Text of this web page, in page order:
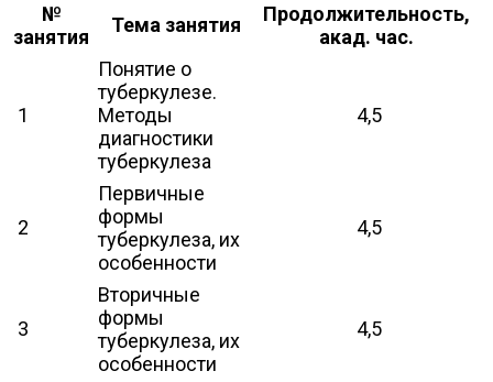
№
занятия
Тема занятия
Продолжительность,
акад. час.
1
Понятие о
туберкулезе.
Методы
диагностики
туберкулеза
4,5
2
Первичные
формы
туберкулеза, их
особенности
4,5
3
Вторичные
формы
туберкулеза, их
особенности
4,5